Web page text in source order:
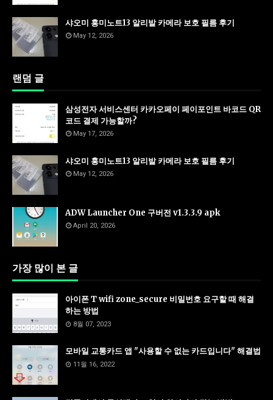
샤오미 홍미노트13 알리발 카메라 보호 필름 후기
May 12, 2026
랜덤 글
삼성전자 서비스센터 카카오페이 페이포인트 바코드 QR
코드 결제 가능할까?
May 17, 2026
샤오미 홍미노트13 알리발 카메라 보호 필름 후기
May 12, 2026
ADW Launcher One 구버전 v1.3.3.9 apk
April 20, 2026
가장 많이 본 글
아이폰 T wifi zone_secure 비밀번호 요구할 때 해결
하는 방법
8월 07, 2023
모바일 교통카드 앱 "사용할 수 없는 카드입니다" 해결법
11월 16, 2022